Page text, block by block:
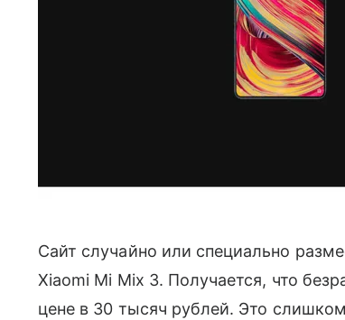
Сайт случайно или специально
Xiaomi Mi Mix 3. Получается, что
цене в 30 тысяч рублей. Это